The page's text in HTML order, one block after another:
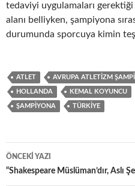
tedaviyi uygulamaları
alanı belliyken, şampiyona
durumunda sporcuya kimin
ATLET AVRUPA ATLETIZM
HOLLANDA KEMAL KOYUNCU
ŞAMPIYONA TÜRKIYE
Yazı
dolaşımı
ÖNCEKI YAZI
“Shakespeare Müslüman’dır, Aslı